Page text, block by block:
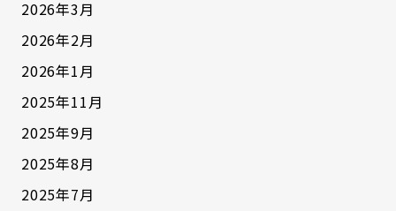
まったという方が多い結果となっています。 こ
の貴重な水の資源をペットと避難する際に 最小
限で使用するためには何が必要でしょうか？ 飼
い主様とペットたちが困らないための災害対
らあきらめるといったことがなくなる地域
へ！！ みんな一緒に災害から避難できるように
2026年3月
2026年2月
2026年1月
2025年11月
2025年9月
2025年8月
2025年7月